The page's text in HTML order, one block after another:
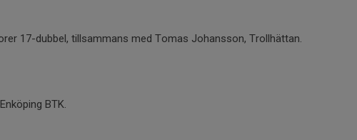
17-dubbel, tillsammans med Tomas Johansson, Trollhättan.
BTK.